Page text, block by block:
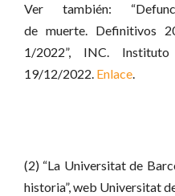
Ver también:
de muerte. Definitivos
1/2022”, INC.
19/12/2022. Enlace.
(2) “La Universitat de
historia”, web Universitat